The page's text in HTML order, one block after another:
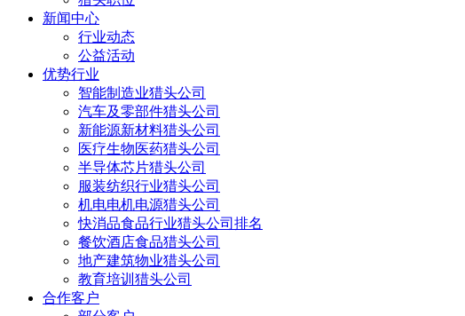
新闻中心
行业动态
公益活动
优势行业
智能制造业猎头公司
汽车及零部件猎头公司
新能源新材料猎头公司
医疗生物医药猎头公司
半导体芯片猎头公司
服装纺织行业猎头公司
机电电机电源猎头公司
快消品食品行业猎头公司排名
餐饮酒店食品猎头公司
地产建筑物业猎头公司
教育培训猎头公司
合作客户